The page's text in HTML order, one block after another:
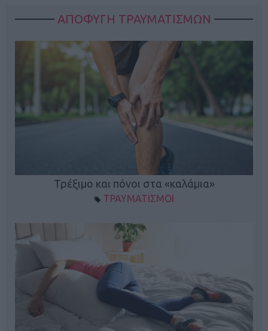
ΑΠΟΦΥΓΗ ΤΡΑΥΜΑΤΙΣΜΩΝ
Τρέξιμο και πόνοι στα «καλάμια»
ΤΡΑΥΜΑΤΙΣΜΟΙ